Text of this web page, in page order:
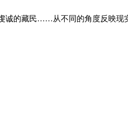
诚的藏民……从不同的角度反映现